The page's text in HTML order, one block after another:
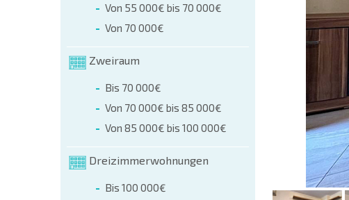
Von 55 000€ bis 70 000€
Von 70 000€
Zweiraum
Bis 70 000€
Von 70 000€ bis 85 000€
Von 85 000€ bis 100 000€
Dreizimmerwohnungen
Bis 100 000€
+359 8 9797 99 03